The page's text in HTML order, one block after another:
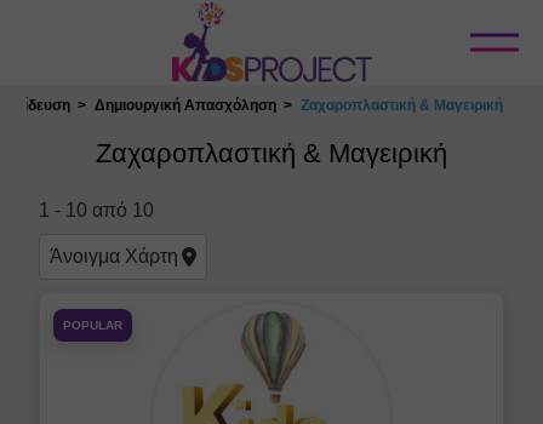
Κλείσιμο
Δημιουργική Απασχόληση Ζαχαροπλαστική & Μαγειρική
Ζαχαροπλαστική & Μαγειρική
1 - 10 από 10
Άνοιγμα Χάρτη
POPULAR